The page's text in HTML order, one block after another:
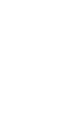
na recepci